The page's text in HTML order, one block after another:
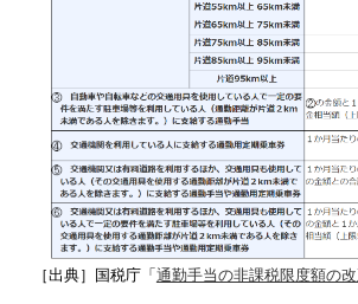
［出典］国税庁「通勤手当の非課税限度額の